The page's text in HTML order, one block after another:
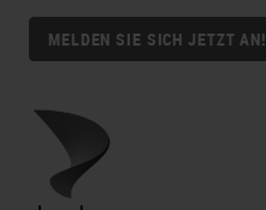
MELDEN SIE SICH JETZT AN!